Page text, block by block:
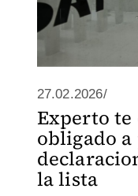
27.02.2026/
Experto te
obligado
la lista